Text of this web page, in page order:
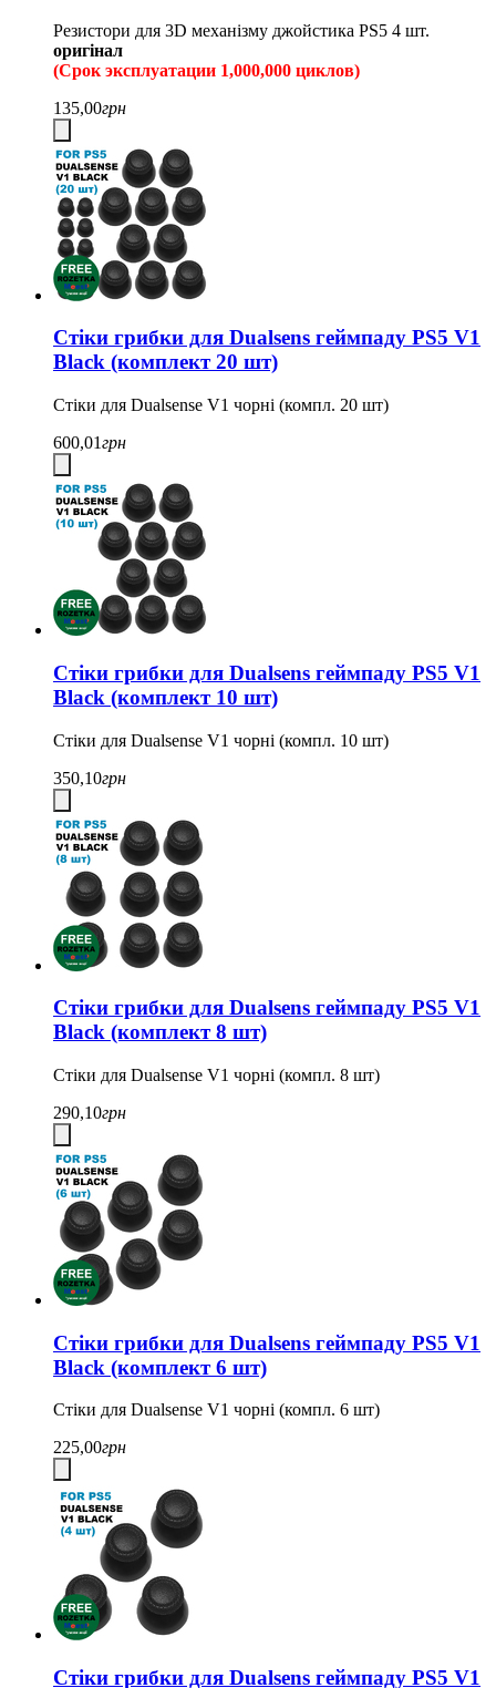
Резистори для 3D механізму джойстика PS5 4 шт.
оригінал
(Срок эксплуатации 1,000,000 циклов)
135,00грн
Стіки грибки для Dualsens геймпаду PS5 V1
Black (комплект 20 шт)
Стіки для Dualsense V1 чорні (компл. 20 шт)
600,01грн
Стіки грибки для Dualsens геймпаду PS5 V1
Black (комплект 10 шт)
Стіки для Dualsense V1 чорні (компл. 10 шт)
350,10грн
Стіки грибки для Dualsens геймпаду PS5 V1
Black (комплект 8 шт)
Стіки для Dualsense V1 чорні (компл. 8 шт)
290,10грн
Стіки грибки для Dualsens геймпаду PS5 V1
Black (комплект 6 шт)
Стіки для Dualsense V1 чорні (компл. 6 шт)
225,00грн
Стіки грибки для Dualsens геймпаду PS5 V1